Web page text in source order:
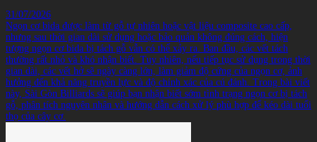
31/07/2026
Ngọn cơ bida được làm từ gỗ tự nhiên hoặc vật liệu composite cao cấp,
nhưng sau thời gian dài sử dụng hoặc bảo quản không đúng cách, hiện
tượng ngọn cơ bida bị tách gỗ vẫn có thể xảy ra. Ban đầu, các vết tách
thường rất nhỏ và khó nhận biết. Tuy nhiên, nếu tiếp tục sử dụng trong thời
gian dài, các vết hở sẽ ngày càng lớn, làm giảm độ cứng của ngọn cơ, ảnh
hưởng đến khả năng truyền lực và độ chính xác của cú đánh. Trong bài viết
này, Sài Gòn Billiards sẽ giúp bạn nhận biết sớm tình trạng ngọn cơ bị tách
gỗ, phân tích nguyên nhân và hướng dẫn cách xử lý phù hợp để kéo dài tuổi
thọ của cây cơ.